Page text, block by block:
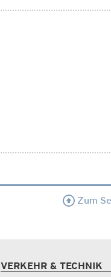
Zum
VERKEHR & TECHNIK